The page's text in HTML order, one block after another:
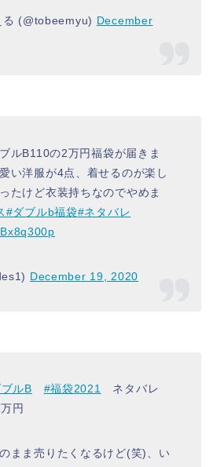
(@tobeemyu) December
ルB110の2万円福袋が届きま
い洋服が4点、着せるのが楽し
たけど衣装持ちなのでやめま
#ダブルb福袋#ネタバレ
December 19, 2020
ルB #福袋2021 ネタバレ
円
まま売りたくなるけど(笑)、い